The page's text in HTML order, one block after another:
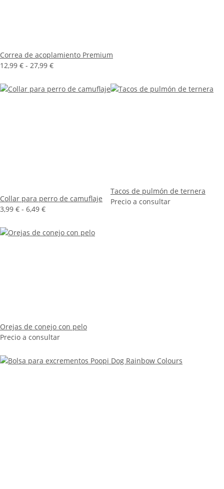
Correa de acoplamiento Premium
12,99 € - 27,99 €
Collar para perro de camuflaje
3,99 € - 6,49 €
Tacos de pulmón de ternera
Precio a consultar
Orejas de conejo con pelo
Precio a consultar